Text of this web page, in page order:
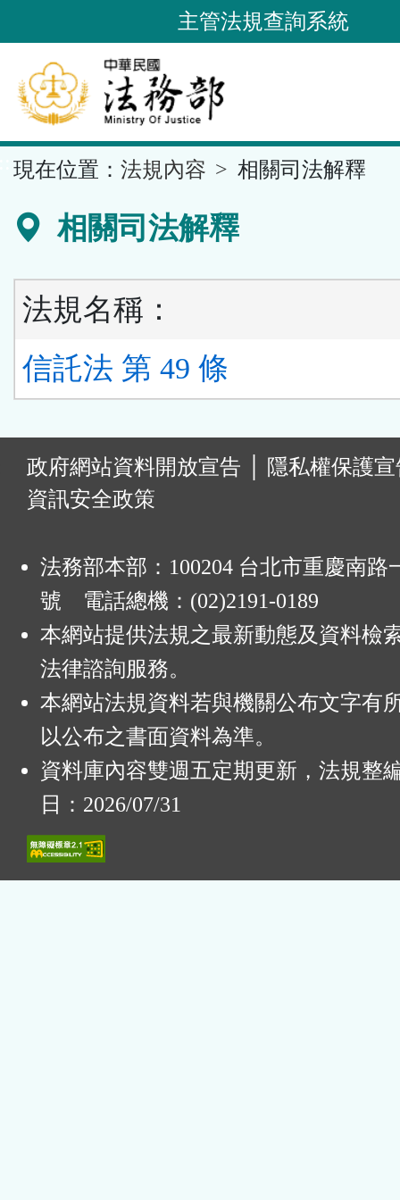
到
要
內
容
區
主管法規查詢系統
現在位置： 法規內容 相關司法解釋
相關司法解釋
法規名稱：
信託法 第 49 條
政府網站資料開放宣告
隱私權保護
資訊安全政策
法務部本部：100204 台北市重慶南路
號 電話總機：(02)2191-0189
本網站提供法規之最新動態及資料檢
法律諮詢服務。
本網站法規資料若與機關公布文字有
以公布之書面資料為準。
資料庫內容雙週五定期更新，法規整
日：2026/07/31